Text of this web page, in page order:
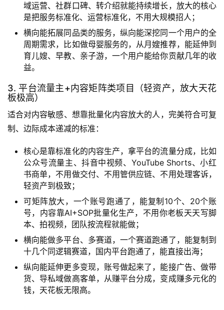
域运营、社群口碑、转介绍就能持续增长，放大的核心
是把服务标准化、运营标准化，不用大规模招人；
横向能拓展同品类的服务，纵向能深挖同一个用户的全
周期需求，比如做母婴服务的，从月嫂推荐，能延伸到
育儿嫂、早教、亲子游，一个用户能给你贡献几年的收
益。
3. 平台流量主+内容矩阵类项目（轻资产，放大天花
板极高）
适合对内容敏感、想靠批量化内容放大的人，完美符合可复
制、边际成本递减的标准：
核心是靠标准化的内容生产，拿平台的流量分成，比如
公众号流量主、抖音中视频、YouTube Shorts、小红
书商单，不用做交付、不用管供应链、不用处理客诉，
轻资产到极致；
可矩阵放大，一个账号跑通了，能复制10个、20个账
号，内容靠AI+SOP批量化生产，不用你老板天天写脚
本、拍视频，团队按流程就能做；
横向能做多平台、多赛道，一个赛道跑通了，能复制到
十几个同逻辑赛道，国内平台跑通了，能直接出海；
纵向能延伸更多变现，账号做起来了，能接广告、做带
货、导私域做高客单，从赚平台分成，变成赚多元化的
钱，天花板无限高。